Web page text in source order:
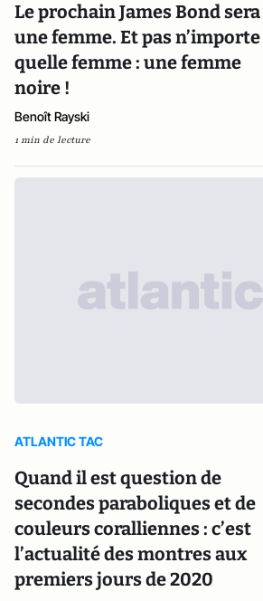
Le prochain James Bond sera
une femme. Et pas n’importe
quelle femme : une femme
noire !
Benoît Rayski
1 min de lecture
ATLANTIC TAC
Quand il est question de
secondes paraboliques et de
couleurs coralliennes : c’est
l’actualité des montres aux
premiers jours de 2020